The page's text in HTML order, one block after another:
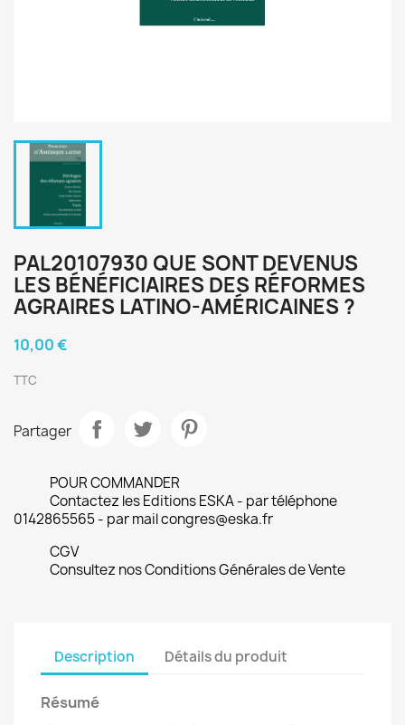
PAL20107930 QUE SONT DEVENUS
LES BÉNÉFICIAIRES DES RÉFORMES
AGRAIRES LATINO-AMÉRICAINES ?
10,00 €
TTC
Partager
POUR COMMANDER
Contactez les Editions ESKA - par téléphone
0142865565 - par mail congres@eska.fr
CGV
Consultez nos Conditions Générales de Vente
Description Détails du produit
Résumé